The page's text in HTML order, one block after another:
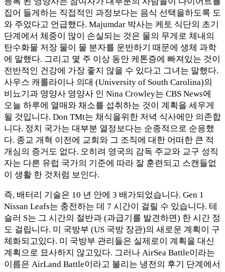
집어 들게하는 직접적인 과정보다는 음식 선택을하도록 도
와 주었다고 언급했다. Majumdar 박사는 케토 식단의 초기
단계에서 체중이 많이 손실되는 것은 물의 무게로 체내의
탄수화물 저장 물이 물 분자를 운반하기 때문에 생체 과학
에 말했다. 그리고 몇 주 이상 동안 케톤증에 빠져있는 것이
전반적인 건강에 가장 좋지 않을 수 있다고 그녀는 말했다.
사우스 캐롤라이나 의대 (University of South Carolina)의
비뇨기과 영양사 영양사 인 Nina Crowley는 CBS News에
오늘 하루에 열매와 채소를 섭취하는 것이 계획을 세우게
될 것입니다. Don TMt는 채식을위한 저녁 식사에만 의존합
니다. 정치 국가는 대부분 열정보다는 순종적으로 순응했
다. 종교 개혁 이전에 교회와 그 조직에 대한 어떠한 큰 적
개심의 증거도 없다. 오히려 영국의 감독 주교와 교구 성직
자는 다른 유럽 국가의 기준에 따라 잘 훈련되고 스캔들없
이 생활 한 것처럼 보인다.
즉, 배터리 기술은 10 년 안에 3 배가되었습니다. Gen 1
Nissan Leafs는 충전하는 데 7 시간이 걸릴 수 있습니다. 테
슬러 S는 그 시간의 절반과 (과급기를 발견하면) 한 시간 정
도 걸립니다. 미 국방부 (US 국방 장관)의 새로운 계획이 구
체화되고있다. 미 국방부 관리들은 실제로이 계획을 대신
계획으로 묘사하지 않고있다. 그러나 AirSea Battle이라는
이름은 AirLand Battle이라고 불리는 냉전의 후기 단계에서